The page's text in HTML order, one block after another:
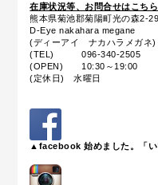
在庫状況等、お問合せはこち
熊本県菊池郡菊陽町光の森2-
D-Eye nakahara megane
(ディーアイ ナカハラメガネ)
(TEL) 096-340-2505
(OPEN) 10:30～19:00
(定休日) 水曜日
▲facebook 始めました。「い